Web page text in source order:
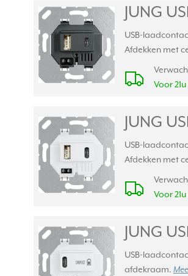
JUNG
USB-
Afdekken met
Voor
JUNG
USB-
Afdekken met
Voor
JUNG
USB-
afdekraam.